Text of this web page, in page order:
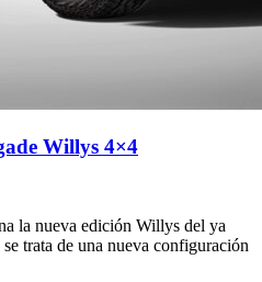
Willys 4×4
la nueva edición Willys del ya
trata de una nueva configuración